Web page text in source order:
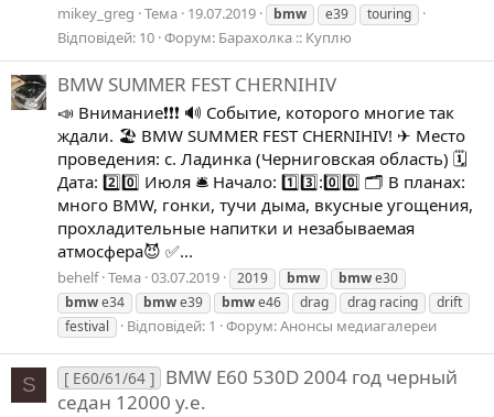
mikey_greg Тема 19.07.2019 bmw e39 touring
Відповідей: 10 Форум: Барахолка :: Куплю
BMW SUMMER FEST CHERNIHIV
📣 Внимание❗❗❗ 🔊 Событие, которого многие так
ждали. 🏖 BMW SUMMER FEST CHERNIHIV! ✈ Место
проведения: с. Ладинка (Черниговская область) 🗓
Дата: 2️⃣0️⃣ Июля 🛎 Начало: 1️⃣3️⃣:0️⃣0️⃣ 🗂 В планах:
много BMW, гонки, тучи дыма, вкусные угощения,
прохладительные напитки и незабываемая
атмосфера😈 ✅...
behelf Тема 03.07.2019 2019 bmw bmwe30
bmwe34 bmwe39 bmwe46 drag drag racing
drift
festival
Відповідей: 1 Форум:Анонсы медиагалереи
S [ E60/61/64 ] BMW E60 530D 2004 год черный
седан 12000 у.е.